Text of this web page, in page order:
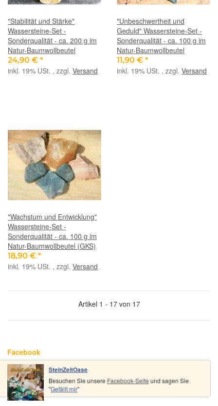
"Stabilität und Stärke"
Wassersteine-Set -
Sonderqualität - ca. 200 g im
Natur-Baumwollbeutel
24,90 € *
inkl. 19% USt. , zzgl. Versand
"Unbeschwertheit und
Geduld" Wassersteine-Set -
Sonderqualität - ca. 100 g im
Natur-Baumwollbeutel
11,90 € *
inkl. 19% USt. , zzgl. Versand
"Wachstum und Entwicklung"
Wassersteine-Set -
Sonderqualität - ca. 100 g im
Natur-Baumwollbeutel (GKS)
18,90 € *
inkl. 19% USt. , zzgl. Versand
Artikel 1 - 17 von 17
Facebook
SteinZeitOase
Besuchen Sie unsere Facebook-Seite und sagen Sie
"Gefällt mir"